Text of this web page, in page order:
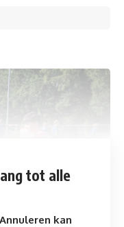
tot alle
Annuleren kan